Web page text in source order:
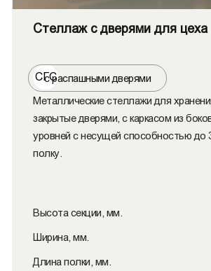
Стеллаж с дверями для цеха
СГС
с распашными дверями
Металлические стеллажи для
закрытые дверями, с каркасом из
уровней с несущей способностью до
полку.
Высота секции, мм.
Ширина, мм.
Длина полки, мм.